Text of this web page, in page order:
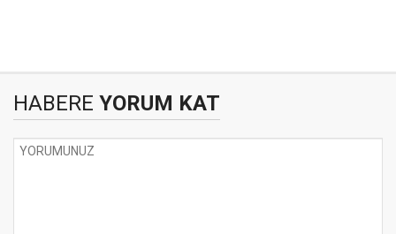
HABERE YORUM KAT